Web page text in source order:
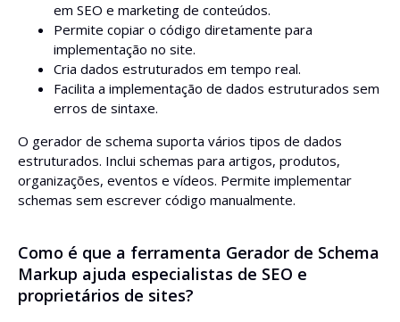
em SEO e marketing de conteúdos.
Permite copiar o código diretamente para
implementação no site.
Cria dados estruturados em tempo real.
Facilita a implementação de dados estruturados sem
erros de sintaxe.
O gerador de schema suporta vários tipos de dados
estruturados. Inclui schemas para artigos, produtos,
organizações, eventos e vídeos. Permite implementar
schemas sem escrever código manualmente.
Como é que a ferramenta Gerador de Schema
Markup ajuda especialistas de SEO e
proprietários de sites?